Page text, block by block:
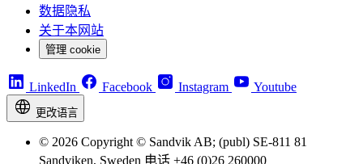
数据隐私
关于本网站
管理 cookie
LinkedIn Facebook Instagram Youtube
更改语言
© 2026 Copyright © Sandvik AB; (publ) SE-811 81
Sandviken, Sweden 电话 +46 (0)26 260000